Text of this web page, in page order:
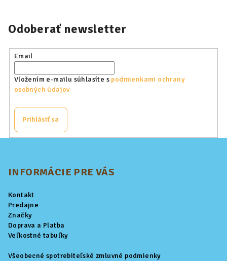
Odoberať newsletter
Email
Vložením e-mailu súhlasíte s podmienkami ochrany
osobných údajov
Prihlásiť sa
INFORMÁCIE PRE VÁS
Kontakt
Predajne
Značky
Doprava a Platba
Veľkostné tabuľky
Všeobecné spotrebiteľské zmluvné podmienky